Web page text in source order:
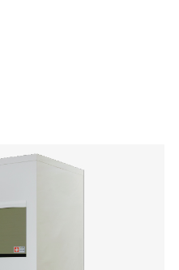
インで省スペースながらも機能
的に理解できるUI (ユーザーイ
で、誰でも使いやすい。